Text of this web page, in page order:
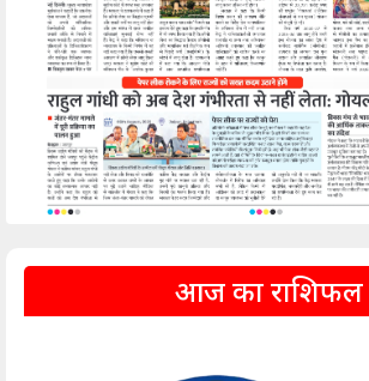
आज का राशिफल